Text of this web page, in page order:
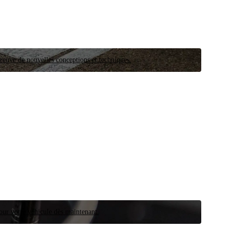
de nouvelles conceptions et techniques.
votre véhicule dès maintenant.